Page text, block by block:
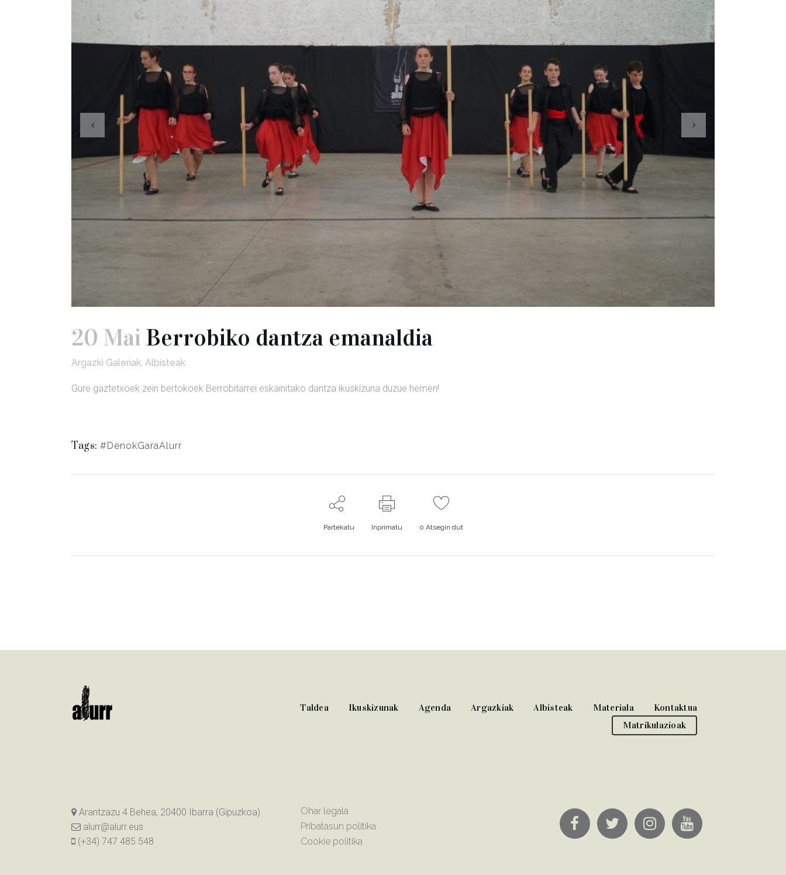
20 Mai Berrobiko dantza emanaldia
Argazki Galeriak Albisteak
Gure gaztetxoek zein bertokoek Berrobitarrei eskainitako dantza ikuskizuna duzue hemen!
Tags: #DenokGaraAlurr
Partekatu Inprimatu 0 Atsegin dut
Taldea Ikuskizunak Agenda Argazkiak Albisteak Materiala
Kontaktua
Matrikulazioak
Arantzazu 4 Behea, 20400 Ibarra (Gipuzkoa)
alurr@alurr.eus
(+34) 747 485 548
Ohar legala
Pribatasun politika
Cookie politika